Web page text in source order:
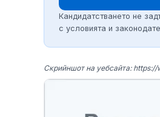
Кандидатстването не
с условията и
Скрийншот на уебсайта: